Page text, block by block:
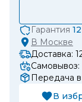
Гарантия
В Москве
Доставка:
Самовывоз:
Передача
В